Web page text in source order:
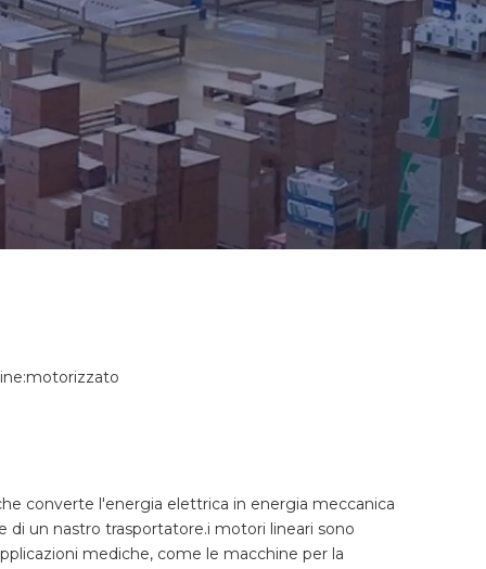
motorizzato
converte l'energia elettrica in energia meccanica
un nastro trasportatore.i motori lineari sono
mediche, come le macchine per la